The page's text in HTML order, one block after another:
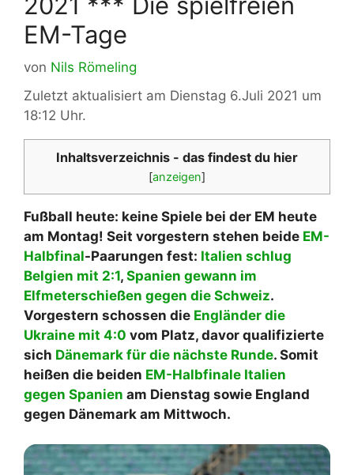
EM-Tage
von Nils Römeling
Zuletzt aktualisiert am Dienstag 6.Juli 2021 um
18:12 Uhr.
Inhaltsverzeichnis - das findest du hier
[anzeigen]
Fußball heute: keine Spiele bei der EM heute
am Montag! Seit vorgestern stehen beide EM-
Halbfinal-Paarungen fest: Italien schlug
Belgien mit 2:1, Spanien gewann im
Elfmeterschießen gegen die Schweiz.
Vorgestern schossen die Engländer die
Ukraine mit 4:0 vom Platz, davor qualifizierte
sich Dänemark für die nächste Runde. Somit
heißen die beiden EM-Halbfinale Italien
gegen Spanien am Dienstag sowie England
gegen Dänemark am Mittwoch.